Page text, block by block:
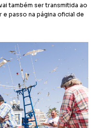
também ser transmitida ao
passo na página oficial de